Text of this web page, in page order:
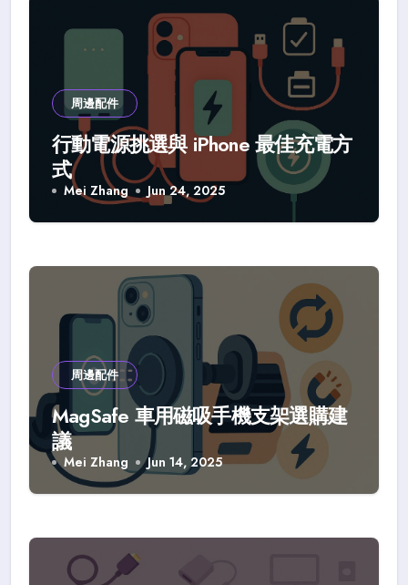
周邊配件
行動電源挑選與 iPhone 最佳充電方
式
Mei Zhang Jun 24, 2025
周邊配件
MagSafe 車用磁吸手機支架選購建
議
Mei Zhang Jun 14, 2025